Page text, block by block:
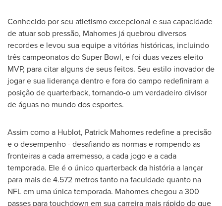
Conhecido por seu atletismo excepcional e sua capacidade
de atuar sob pressão, Mahomes já quebrou diversos
recordes e levou sua equipe a vitórias históricas, incluindo
três campeonatos do Super Bowl, e foi duas vezes eleito
MVP, para citar alguns de seus feitos. Seu estilo inovador de
jogar e sua liderança dentro e fora do campo redefiniram a
posição de quarterback, tornando-o um verdadeiro divisor
de águas no mundo dos esportes.
Assim como a Hublot, Patrick Mahomes redefine a precisão
e o desempenho - desafiando as normas e rompendo as
fronteiras a cada arremesso, a cada jogo e a cada
temporada. Ele é o único quarterback da história a lançar
para mais de 4.572 metros tanto na faculdade quanto na
NFL em uma única temporada. Mahomes chegou a 300
passes para touchdown em sua carreira mais rápido do que